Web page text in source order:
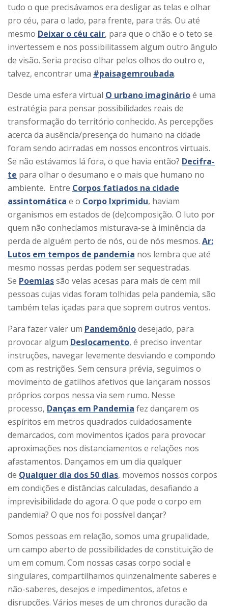
tudo o que precisávamos era desligar as telas e olhar
pro céu, para o lado, para frente, para trás. Ou até
mesmo Deixar o céu cair, para que o chão e o teto se
invertessem e nos possibilitassem algum outro ângulo
de visão. Seria preciso olhar pelos olhos do outro e,
talvez, encontrar uma #paisagemroubada.
Desde uma esfera virtual O urbano imaginárioé uma
estratégia para pensar possibilidades reais de
transformação do território conhecido. As percepções
acerca da ausência/presença do humano na cidade
foram sendo acirradas em nossos encontros virtuais.
Se não estávamos lá fora, o que havia então? Decifra-
te para olhar o desumano e o mais que humano no
ambiente. Entre Corpos fatiados na cidade
assintomática e o Corpo Ixprimidu, haviam
organismos em estados de (de)composição. O luto por
quem não conhecíamos misturava-se à iminência da
perda de alguém perto de nós, ou de nós mesmos. Ar:
Lutos em tempos de pandemia nos lembra que até
mesmo nossas perdas podem ser sequestradas.
Se Poemiassão velas acesas para mais de cem mil
pessoas cujas vidas foram tolhidas pela pandemia, são
também telas içadas para que soprem outros ventos.
Para fazer valer um Pandemôniodesejado, para
provocar algum Deslocamento, é preciso inventar
instruções, navegar levemente desviando e compondo
com as restrições. Sem censura prévia, seguimos o
movimento de gatilhos afetivos que lançaram nossos
próprios corpos nessa via sem rumo. Nesse
processo, Danças em Pandemia fez dançarem os
espíritos em metros quadrados cuidadosamente
demarcados, com movimentos içados para provocar
aproximações nos distanciamentos e relações nos
afastamentos. Dançamos em um dia qualquer
de Qualquer dia dos 50 dias, movemos nossos corpos
em condições e distâncias calculadas, desafiando a
imprevisibilidade do agora. O que pode o corpo em
pandemia? O que nos foi possível dançar?
Somos pessoas em relação, somos uma grupalidade,
um campo aberto de possibilidades de constituição de
um em comum. Com nossas casas corpo social e
singulares, compartilhamos quinzenalmente saberes e
não-saberes, desejos e impedimentos, afetos e
disrupções. Vários meses de um chronos duração da